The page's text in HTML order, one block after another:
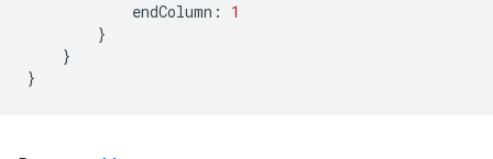
endColumn :
1
}
}
}